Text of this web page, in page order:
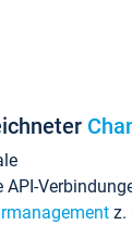
API-
z.